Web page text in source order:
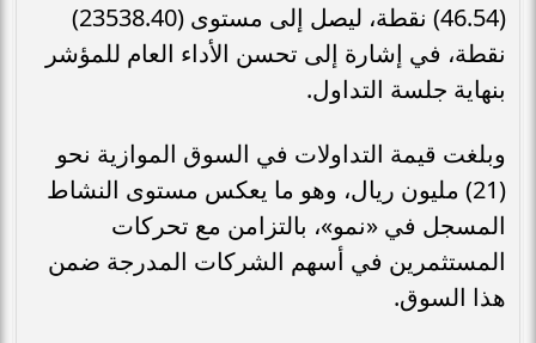
(46.54) نقطة، ليصل إلى مستوى (23538.40)
نقطة، في إشارة إلى تحسن الأداء العام للمؤشر
بنهاية جلسة التداول.
وبلغت قيمة التداولات في السوق الموازية نحو
(21) مليون ريال، وهو ما يعكس مستوى النشاط
المسجل في «نمو»، بالتزامن مع تحركات
المستثمرين في أسهم الشركات المدرجة ضمن
هذا السوق.